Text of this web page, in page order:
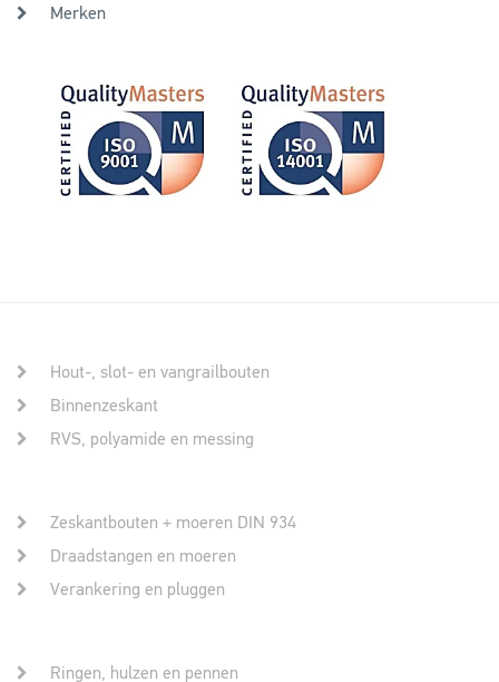
Merken
Hout-, slot- en vangrailbouten
Binnenzeskant
RVS, polyamide en messing
Zeskantbouten + moeren DIN 934
Draadstangen en moeren
Verankering en pluggen
Ringen, hulzen en pennen